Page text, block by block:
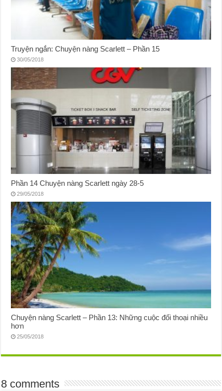
Truyện ngắn: Chuyện nàng Scarlett – Phần 15
30/05/2018
Phần 14 Chuyện nàng Scarlett ngày 28-5
29/05/2018
Chuyện nàng Scarlett – Phần 13: Những cuộc đối thoại nhiều
hơn
25/05/2018
8 comments